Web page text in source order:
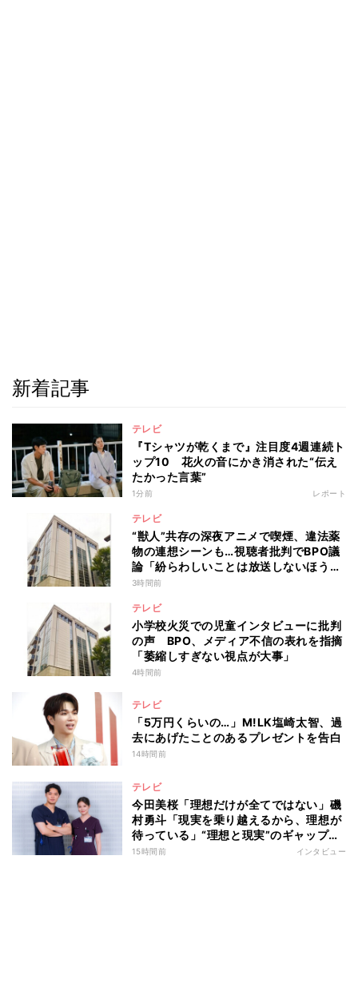
新着記事
テレビ
『Tシャツが乾くまで』注目度4週連続ト
ップ10 花火の音にかき消された“伝え
たかった言葉”
1分前 レポート
テレビ
“獣人”共存の深夜アニメで喫煙、違法薬
物の連想シーンも…視聴者批判でBPO議
論「紛らわしいことは放送しないほう
が」
3時間前
テレビ
小学校火災での児童インタビューに批判
の声 BPO、メディア不信の表れを指摘
「萎縮しすぎない視点が大事」
4時間前
テレビ
「5万円くらいの…」M!LK塩崎太智、過
去にあげたことのあるプレゼントを告白
14時間前
テレビ
今田美桜「理想だけが全てではない」磯
村勇斗「現実を乗り越えるから、理想が
待っている」“理想と現実”のギャップに
悩む人へ 第一線で活躍する俳優2人の
15時間前 インタビュー